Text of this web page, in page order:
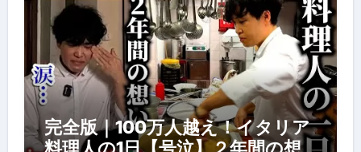
完全版｜100万人越え！イタリア